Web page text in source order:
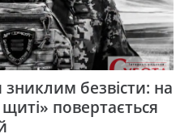
безвісти: на
повертається